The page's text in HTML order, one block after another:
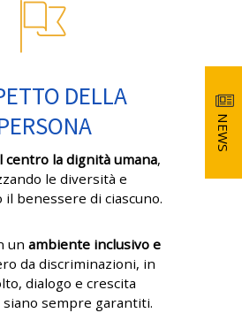
NEWS
DELLA
centro la dignità umana,
le diversità e
benessere di ciascuno.
unambiente inclusivo e
da discriminazioni, in
dialogo e crescita
sempre garantiti.